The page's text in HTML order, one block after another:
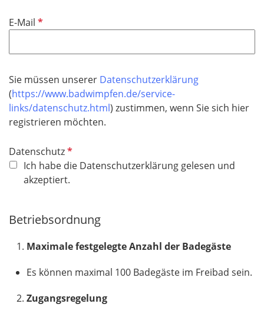
E-Mail P
c
h
t
f
l
d
Sie müssen unserer Datenschutzerklärung
(https://www.badwimpfen.de/service-
links/datenschutz.html) zustimmen, wenn Sie sich hier
registrieren möchten.
DatenschutzP
f
l
h
f
l
Ich habe die Datenschutzerklärung gelesen und
akzeptiert.
Betriebsordnung
Maximale festgelegte Anzahl der Badegäste
Es können maximal 100 Badegäste im Freibad sein.
Zugangsregelung